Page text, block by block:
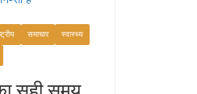
1 महीने में
4 किलो कम वजन
31, 2026 1 Comment
समाचार स्वास्थ्य